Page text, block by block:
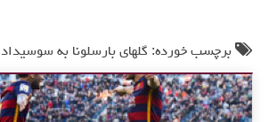
برچسب خورده: گلهای بارسلونا به سوسیداد